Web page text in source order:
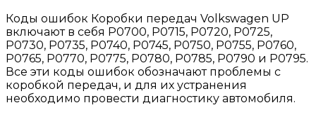
Коды ошибок Коробки передач Volkswagen UP
включают в себя P0700, P0715, P0720, P0725,
P0730, P0735, P0740, P0745, P0750, P0755, P0760,
P0765, P0770, P0775, P0780, P0785, P0790 и P0795.
Все эти коды ошибок обозначают проблемы с
коробкой передач, и для их устранения
необходимо провести диагностику автомобиля.